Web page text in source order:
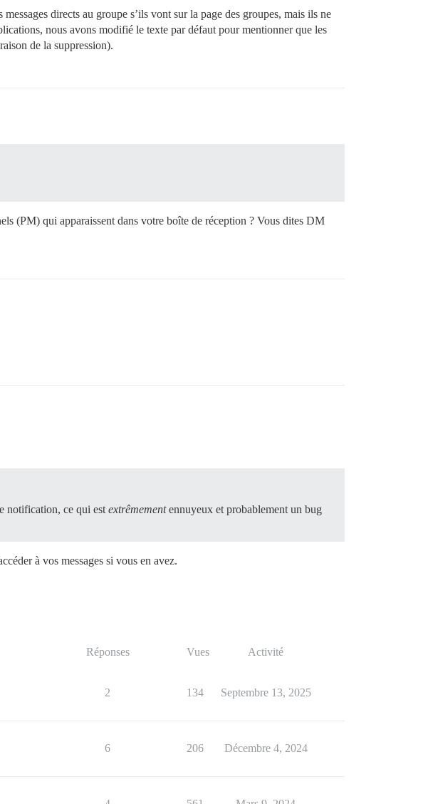
directs au groupe s’ils vont sur la page des groupes, mais ils ne
nous avons modifié le texte par défaut pour mentionner que les
de la suppression).
(PM) qui apparaissent dans votre boîte de réception ? Vous dites DM
notification, ce qui est extrêmementennuyeux et probablement un bug
à vos messages si vous en avez.
Réponses Vues Activité
2 134 Septembre 13, 2025
6 206 Décembre 4, 2024